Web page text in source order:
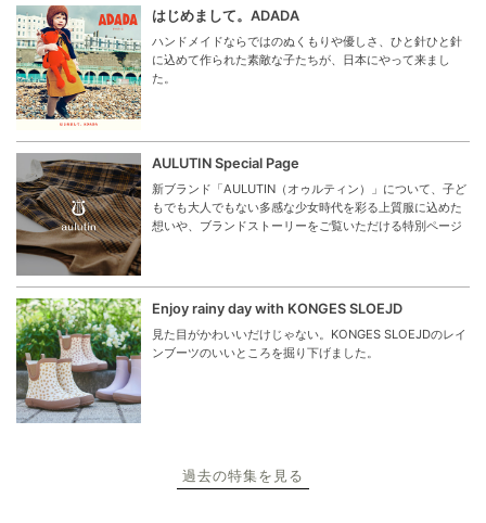
はじめまして。ADADA
ハンドメイドならではのぬくもりや優しさ、ひと針ひと針
に込めて作られた素敵な子たちが、日本にやって来まし
た。
AULUTIN Special Page
新ブランド「AULUTIN（オゥルティン）」について、子ど
もでも大人でもない多感な少女時代を彩る上質服に込めた
想いや、ブランドストーリーをご覧いただける特別ページ
Enjoy rainy day with KONGES SLOEJD
見た目がかわいいだけじゃない。KONGES SLOEJDのレイ
ンブーツのいいところを掘り下げました。
過去の特集を見る